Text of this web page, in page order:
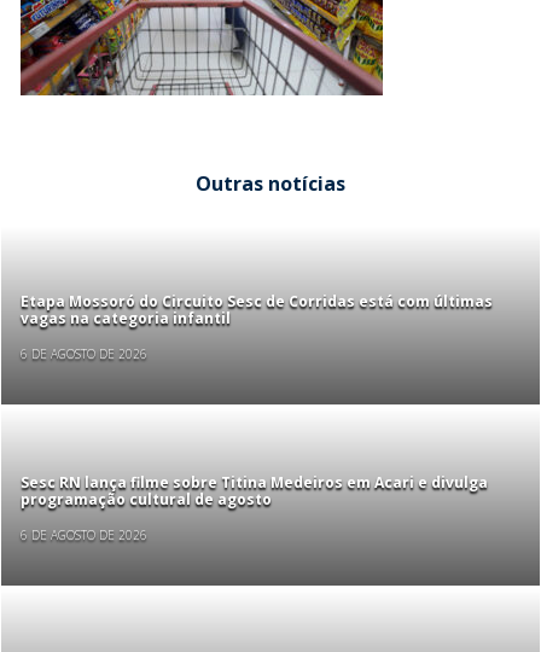
Outras notícias
Etapa Mossoró do Circuito Sesc de Corridas está com últimas
vagas na categoria infantil
6 DE AGOSTO DE 2026
Sesc RN lança filme sobre Titina Medeiros em Acari e divulga
programação cultural de agosto
6 DE AGOSTO DE 2026